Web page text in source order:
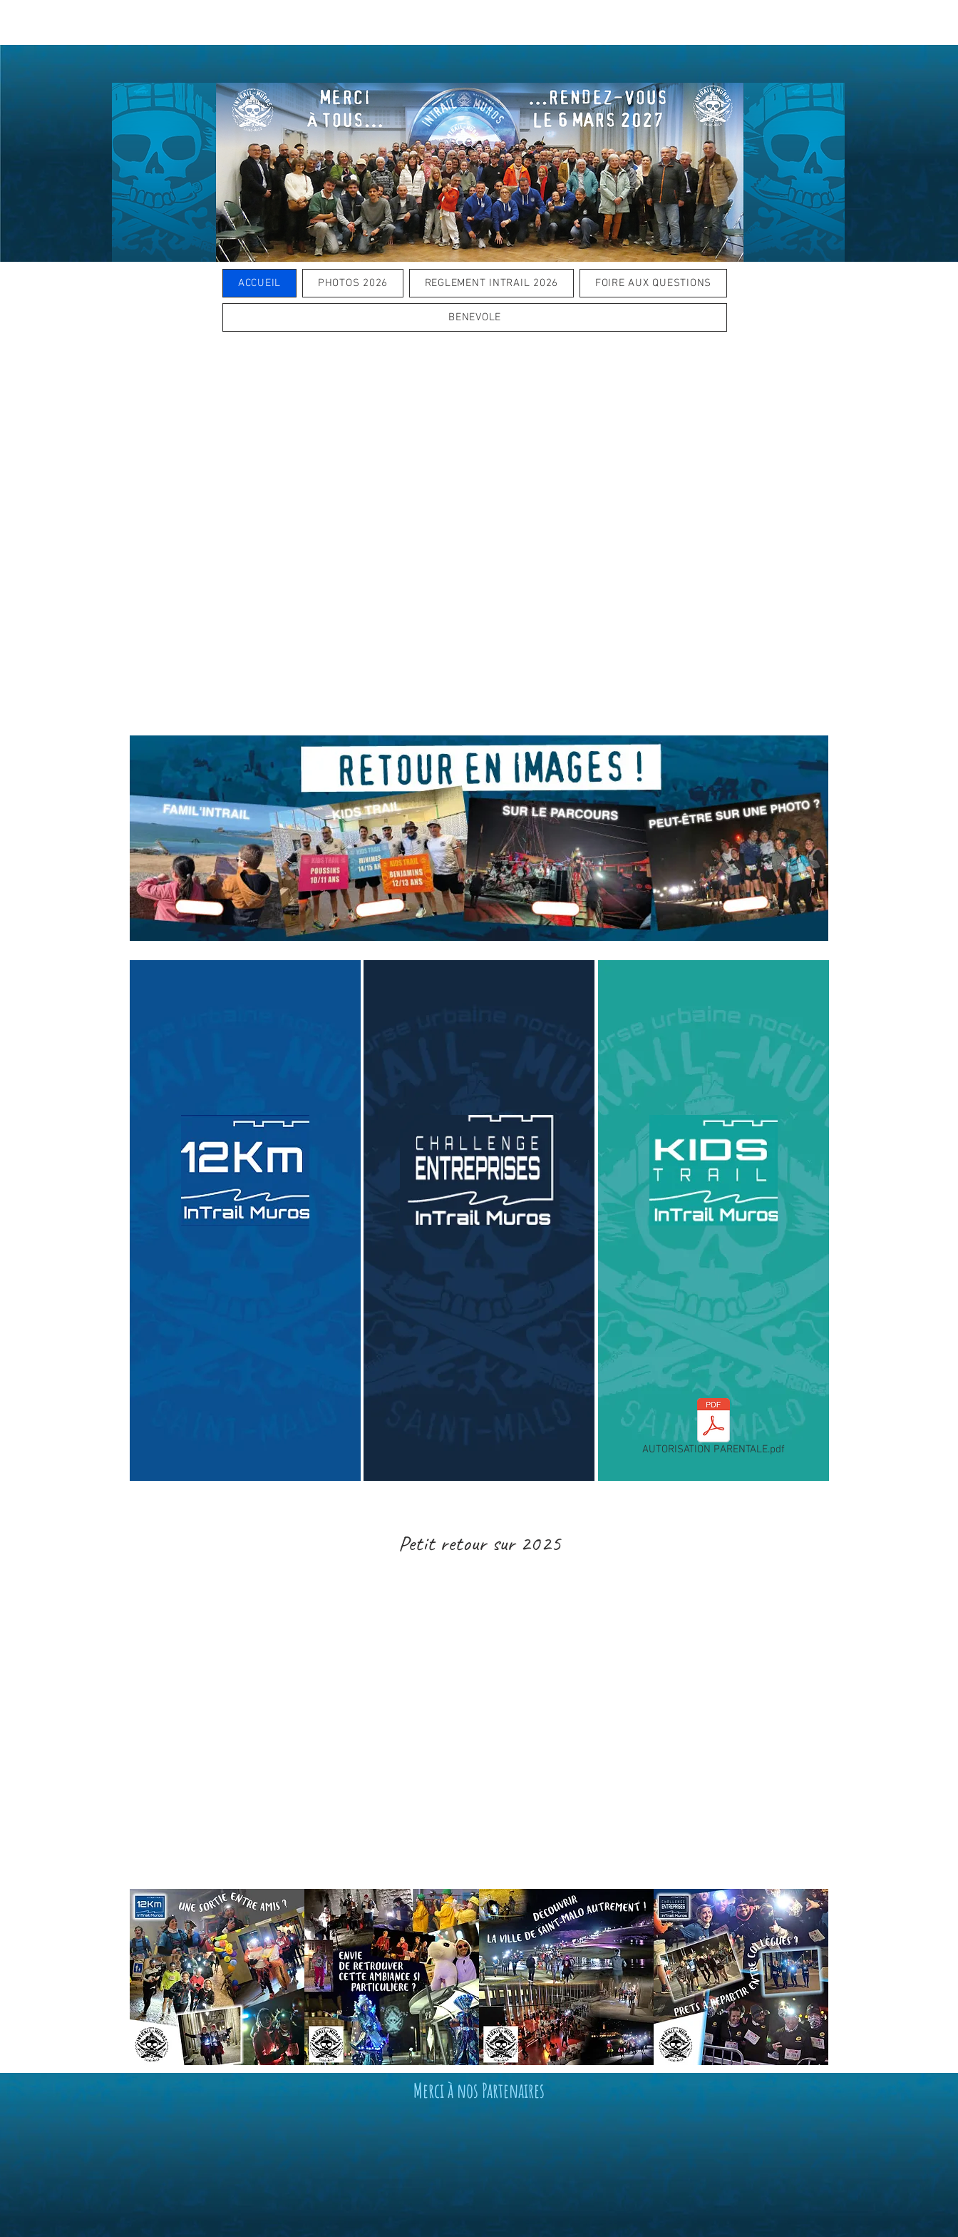
ACCUEIL PHOTOS 2026 REGLEMENT INTRAIL 2026 FOIRE AUX QUESTIONS
BENEVOLE
AUTORISATION PARENTALE.pdf
Petit retour sur 2025
Merci à nos Partenaires